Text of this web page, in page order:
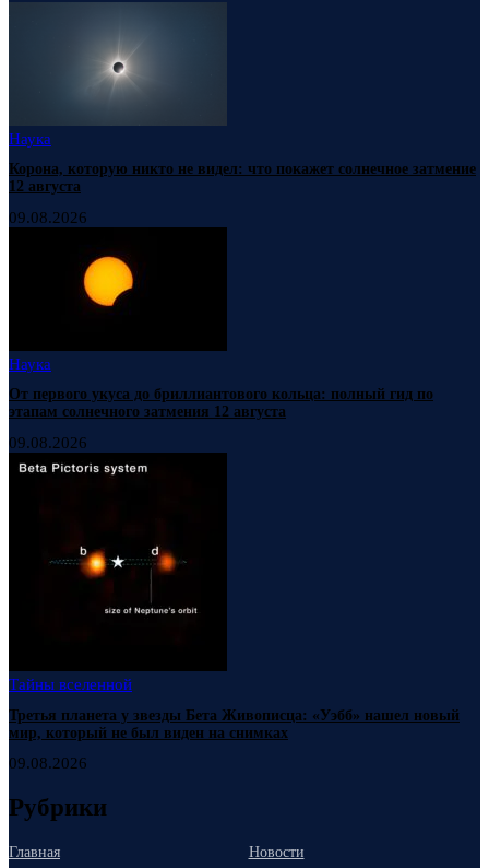
Наука
Корона, которую никто не видел: что покажет солнечное затмение
12 августа
09.08.2026
Наука
От первого укуса до бриллиантового кольца: полный гид по
этапам солнечного затмения 12 августа
09.08.2026
Тайны вселенной
Третья планета у звезды Бета Живописца: «Уэбб» нашел новый
мир, который не был виден на снимках
09.08.2026
Рубрики
Главная
Новости